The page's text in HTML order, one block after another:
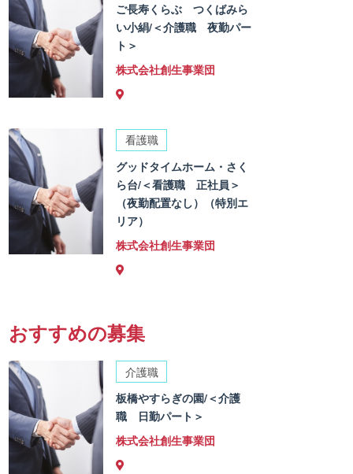
ご長寿くらぶ つくばみら
い小絹/＜介護職 夜勤パー
ト＞
株式会社創生事業団
看護職
グッドタイムホーム・さく
ら台/＜看護職 正社員＞
（夜勤配置なし）（特別エ
リア）
株式会社創生事業団
おすすめの募集
介護職
板橋やすらぎの園/＜介護
職 日勤パート＞
株式会社創生事業団